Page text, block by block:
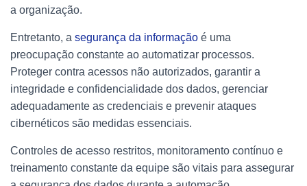
a organização.
Entretanto, a segurança da informação é uma
preocupação constante ao automatizar processos.
Proteger contra acessos não autorizados, garantir a
integridade e confidencialidade dos dados, gerenciar
adequadamente as credenciais e prevenir ataques
cibernéticos são medidas essenciais.
Controles de acesso restritos, monitoramento contínuo e
treinamento constante da equipe são vitais para assegurar